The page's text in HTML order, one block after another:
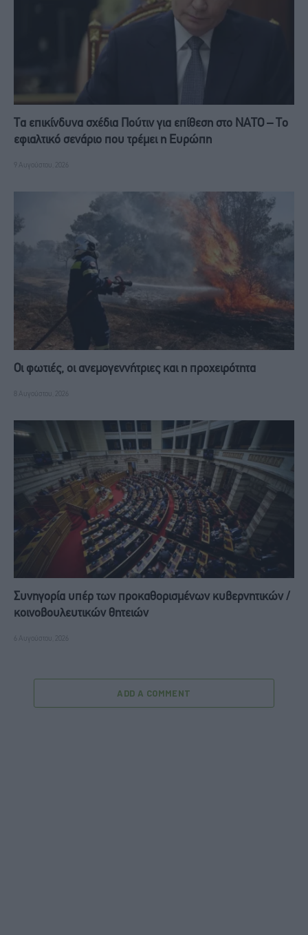
Τα επικίνδυνα σχέδια Πούτιν για επίθεση στο ΝΑΤΟ – Το
εφιαλτικό σενάριο που τρέμει η Ευρώπη
9 Αυγούστου, 2026
Οι φωτιές, οι ανεμογεννήτριες και η προχειρότητα
8 Αυγούστου, 2026
Συνηγορία υπέρ των προκαθορισμένων κυβερνητικών /
κοινοβουλευτικών θητειών
6 Αυγούστου, 2026
ADD A COMMENT